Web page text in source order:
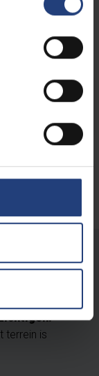
terrein is